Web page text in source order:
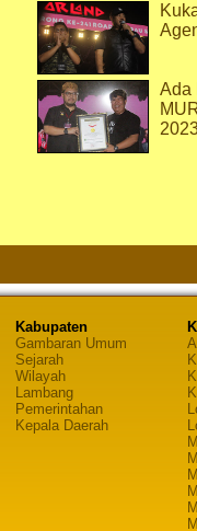
Ada
Kabupaten
Gambaran Umum
Sejarah
Wilayah
Lambang
Pemerintahan
Kepala Daerah